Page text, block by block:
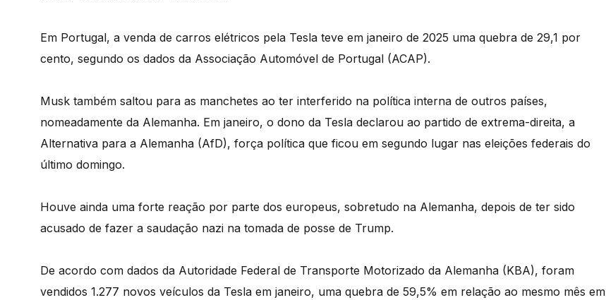
Em Portugal, a venda de carros elétricos pela Tesla teve em janeiro de 2025 uma quebra de 29,1 por
cento, segundo os dados da Associação Automóvel de Portugal (ACAP).
Musk também saltou para as manchetes ao ter interferido na política interna de outros países,
nomeadamente da Alemanha. Em janeiro, o dono da Tesla declarou ao partido de extrema-direita, a
Alternativa para a Alemanha (AfD), força política que ficou em segundo lugar nas eleições federais do
último domingo.
Houve ainda uma forte reação por parte dos europeus, sobretudo na Alemanha, depois de ter sido
acusado de fazer a saudação nazi na tomada de posse de Trump.
De acordo com dados da Autoridade Federal de Transporte Motorizado da Alemanha (KBA), foram
vendidos 1.277 novos veículos da Tesla em janeiro, uma quebra de 59,5% em relação ao mesmo mês em